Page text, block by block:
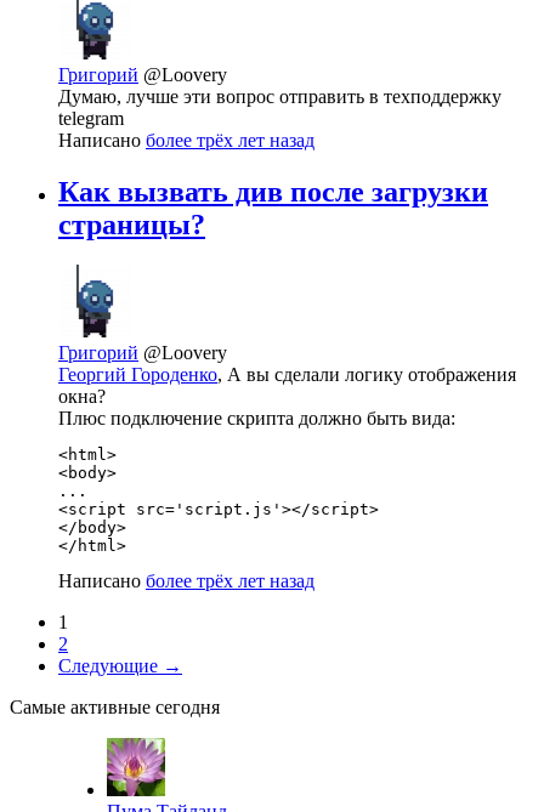
Григорий @Loovery
Думаю, лучше эти вопрос отправить в техподдержку
telegram
Написано более трёх лет назад
Как вызвать див после загрузки
страницы?
Григорий @Loovery
Георгий Городенко, А вы сделали логику отображения
окна?
Плюс подключение скрипта должно быть вида:
<html>
<body>
...
<script src='script.js'></script>
</body>
</html>
Написано более трёх лет назад
1
2
Следующие →
Самые активные сегодня